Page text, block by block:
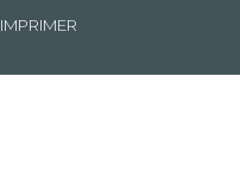
IMPRIMER